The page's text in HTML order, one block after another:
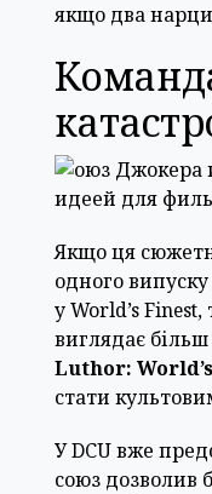
якщо два
Якщо ця
одного
у World’s Finest,
виглядає
Luthor:
стати
У DCU вже
союз дозволив